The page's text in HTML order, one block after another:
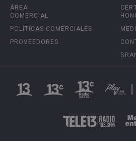
ÁREA
COMERCIAL
POLÍTICAS COMERCIALES
PROVEEDORES